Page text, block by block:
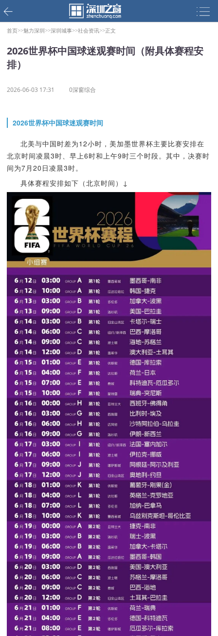
首页>>魅力深圳>>深圳城事>>社会资讯>>正文
2026世界杯中国球迷观赛时间（附具体赛程安
排）
2026-06-03 17:31 0深窗综合
2026世界杯中国球迷观赛时间
北美与中国时差为12小时，美加墨世界杯主要比赛安排在
北京时间凌晨3时、早上6时和上午9时三个时段。其中，决赛时
间为7月20日凌晨3时。
具体赛程安排如下（北京时间）↓